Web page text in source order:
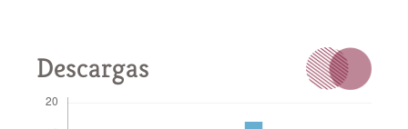
Descargas